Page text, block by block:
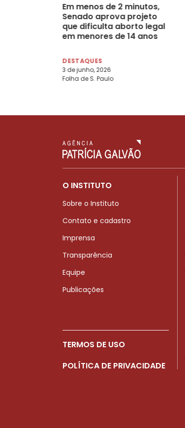
Em menos de 2 minutos,
Senado aprova projeto
que dificulta aborto legal
em menores de 14 anos
DESTAQUES
3 de junho, 2026
Folha de S. Paulo
O INSTITUTO
Sobre o Instituto
Contato e cadastro
Imprensa
Transparência
Equipe
Publicações
TERMOS DE USO
POLÍTICA DE PRIVACIDADE